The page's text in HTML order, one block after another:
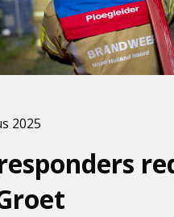
2025